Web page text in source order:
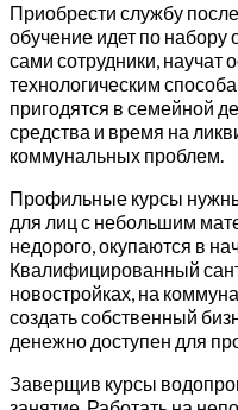
Приобрести службу
обучение идет по набору
сами сотрудники, научат
технологическим
пригодятся в семейной
средства и время на
коммунальных проблем.
Профильные курсы
для лиц с небольшим
недорого, окупаются в
Квалифицированный
новостройках, на
создать собственный
денежно доступен для
Заверщив курсы